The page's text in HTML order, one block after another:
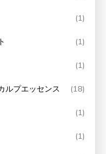
(1)
(1)
(1)
ルプエッセンス (18)
(1)
(1)